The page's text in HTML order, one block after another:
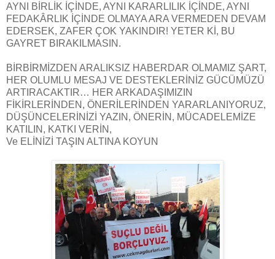
AYNI BİRLİK İÇİNDE, AYNI KARARLILIK İÇİNDE, AYNI
FEDAKÂRLIK İÇİNDE OLMAYA ARA VERMEDEN DEVAM
EDERSEK, ZAFER ÇOK YAKINDIR! YETER Kİ, BU
GAYRET BIRAKILMASIN.
BİRBİRMİZDEN ARALIKSIZ HABERDAR OLMAMIZ ŞART,
HER OLUMLU MESAJ VE DESTEKLERİNİZ GÜCÜMÜZÜ
ARTIRACAKTIR… HER ARKADAŞIMIZIN
FİKİRLERİNDEN, ÖNERİLERİNDEN YARARLANIYORUZ,
DÜŞÜNCELERİNİZİ YAZIN, ÖNERİN, MÜCADELEMİZE
KATILIN, KATKI VERİN,
Ve ELİNİZİ TAŞIN ALTINA KOYUN